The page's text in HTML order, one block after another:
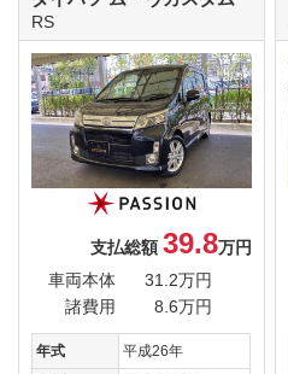
RS
支払総額 39.8万円
車両本体
31.2万円
諸費用
8.6万円
年式 平成26年